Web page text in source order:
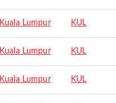
Kuala Lumpur KUL
Kuala Lumpur KUL
Kuala Lumpur KUL